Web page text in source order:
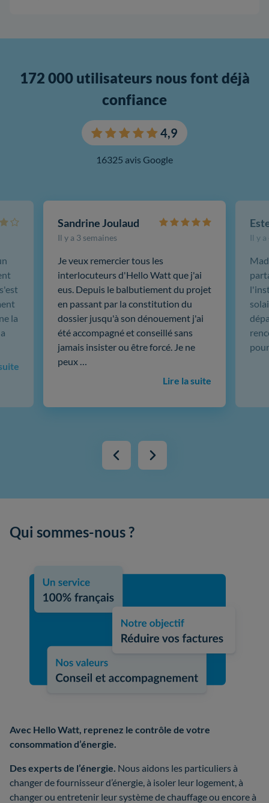
172 000 utilisateurs nous font déjà
confiance
4,9
16325 avis Google
Sandrine Joulaud
Il y a 3 semaines
Je veux remercier tous les
interlocuteurs d'Hello Watt que j'ai
eus. Depuis le balbutiement du projet
en passant par la constitution du
dossier jusqu'à son dénouement j'ai
été accompagné et conseillé sans
jamais insister ou être forcé. Je ne
peux …
Lire la suite
Il y
la
Qui sommes-nous ?
Avec Hello Watt, reprenez le contrôle de votre
consommation d’énergie.
Des experts de l’énergie. Nous aidons les particuliers à
changer de fournisseur d’énergie, à isoler leur logement, à
changer ou entretenir leur système de chauffage ou encore à